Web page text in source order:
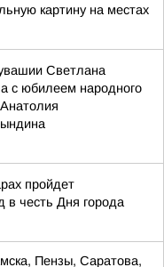
картину на местах
Светлана
с юбилеем народного
пройдет
в честь Дня города
Пензы, Саратова,